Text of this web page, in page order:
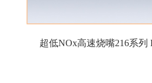
超低NOx高速烧嘴216系列